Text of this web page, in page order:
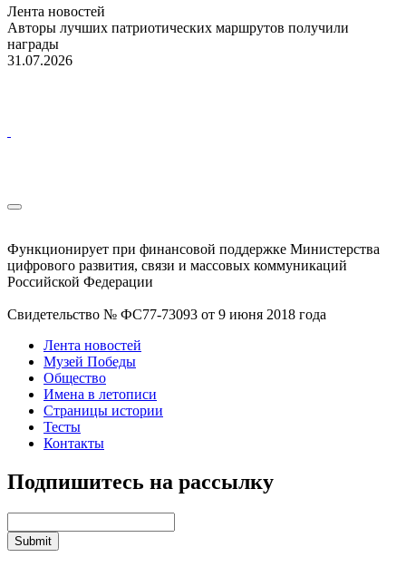
Лента новостей
Авторы лучших патриотических маршрутов получили
награды
31.07.2026
Функционирует при финансовой поддержке Министерства
цифрового развития, связи и массовых коммуникаций
Российской Федерации
Свидетельство № ФС77-73093 от 9 июня 2018 года
Лента новостей
Музей Победы
Общество
Имена в летописи
Страницы истории
Тесты
Контакты
Подпишитесь на рассылку